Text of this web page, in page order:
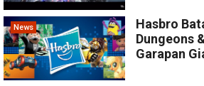
News
Hasbro
Dungeons
Garapan